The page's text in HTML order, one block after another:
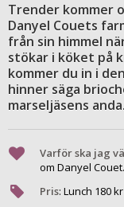
Trender kommer
Danyel Couets
från sin himmel
stökar i köket på
kommer du in i
hinner säga
marseljäsens anda.
Varför ska jag
om Danyel
Pris: Lunch 180